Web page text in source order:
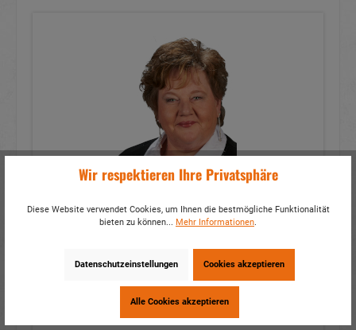
eCommerce
Wir respektieren Ihre Privatsphäre
Diese Website verwendet Cookies, um Ihnen die bestmögliche Funktionalität
bieten zu können... Mehr Informationen.
Datenschutzeinstellungen Cookies akzeptieren
Alle Cookies akzeptieren